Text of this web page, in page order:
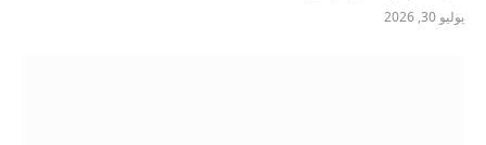
يوليو 30, 2026